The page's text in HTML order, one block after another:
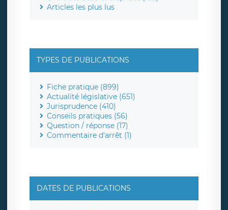
Articles les plus lus
TYPES DE PUBLICATIONS
Fiche pratique (899)
Actualité législative (651)
Jurisprudence (410)
Conseils pratiques (56)
Question / réponse (17)
Commentaire d'arrêt (1)
DATES DE PUBLICATIONS